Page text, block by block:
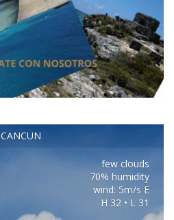
CANCUN
few clouds
70% humidity
wind: 5m/s E
H 32 • L 31